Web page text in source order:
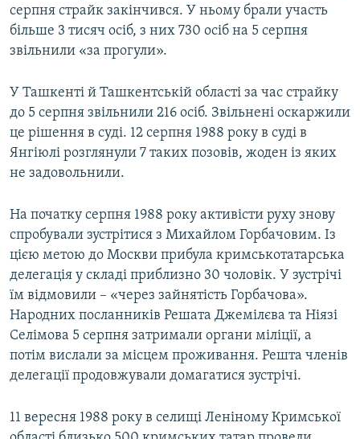
серпня страйк закінчився. У ньому брали участь
більше 3 тисяч осіб, з них 730 осіб на 5 серпня
звільнили «за прогули».
У Ташкенті й Ташкентській області за час страйку
до 5 серпня звільнили 216 осіб. Звільнені оскаржили
це рішення в суді. 12 серпня 1988 року в суді в
Янгіюлі розглянули 7 таких позовів, жоден із яких
не задовольнили.
На початку серпня 1988 року активісти руху знову
спробували зустрітися з Михайлом Горбачовим. Із
цією метою до Москви прибула кримськотатарська
делегація у складі приблизно 30 чоловік. У зустрічі
їм відмовили – «через зайнятість Горбачова».
Народних посланників Решата Джемілєва та Ніязі
Селімова 5 серпня затримали органи міліції, а
потім вислали за місцем проживання. Решта членів
делегації продовжували домагатися зустрічі.
11 вересня 1988 року в селищі Леніному Кримської